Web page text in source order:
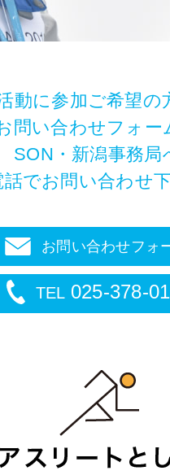
動に参加ご希望の
問い合わせフォー
SON・新潟事務局
でお問い合わせ下
お問い合わせフォ
TEL 025-378-